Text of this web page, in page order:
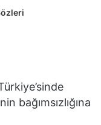
bağımsızlığına